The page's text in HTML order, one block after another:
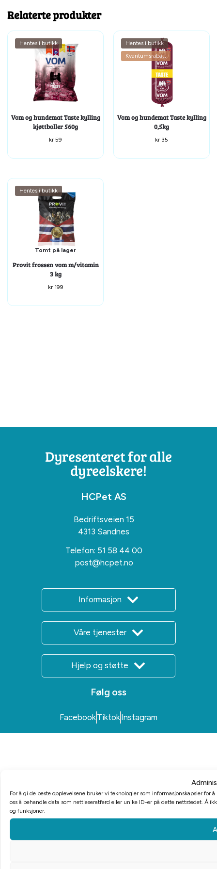
For å gi de beste opplevelsene bruker vi teknologier som informasjonskapsler
oss å behandle data som nettleseratferd eller unike ID-er på dette nettstedet. Å
og funksjoner.
Relaterte produkter
Hentes i butikk
Vom og hundemat Taste kylling
kjøttboller 560g
kr 59
Hentes i butikk
Kvantumsrabatt
Vom og hundemat Taste kylling
0,5kg
kr 35
Hentes i butikk
Tomt på lager
Provit frossen vom m/vitamin
3 kg
kr199
Dyresenteret for alle
dyreelskere!
HCPet AS
Bedriftsveien 15
4313 Sandnes
Telefon: 51 58 44 00
post@hcpet.no
Informasjon
Våre tjenester
Hjelp og støtte
Følg oss
FacebookTiktokInstagram